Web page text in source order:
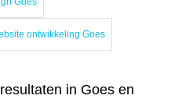
ontwikkeling Goes
in Goes en